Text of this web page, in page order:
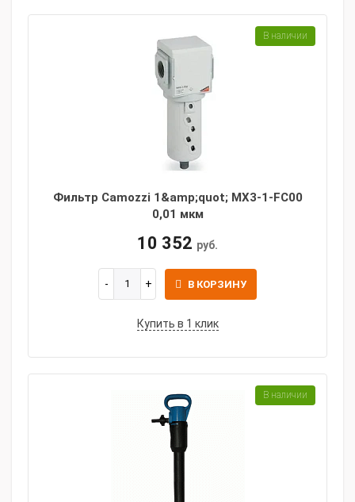
Фильтр Camozzi 1&amp;quot; MX3-1-FC00
0,01 мкм
10 352 руб.
В КОРЗИНУ
Купить в 1 клик
В наличии
В наличии